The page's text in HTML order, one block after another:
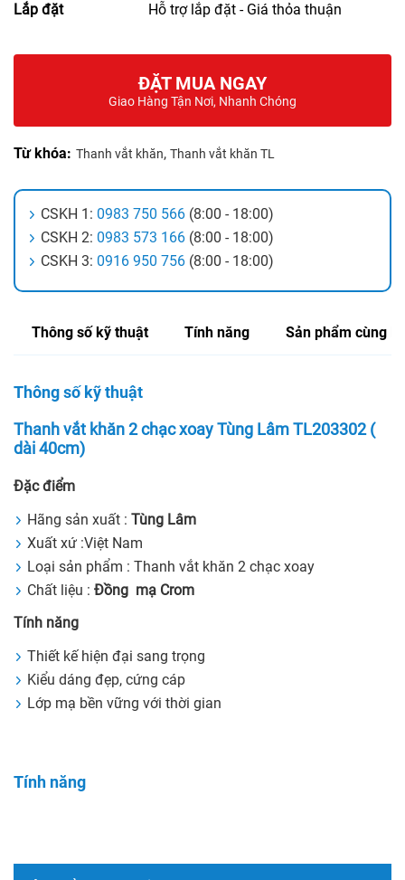
Lắp đặt
Hỗ trợ lắp đặt - Giá thỏa thuận
ĐẶT MUA NGAY
Giao Hàng Tận Nơi, Nhanh Chóng
Từ khóa: Thanh vắt khăn, Thanh vắt khăn TL
CSKH 1: 0983 750 566 (8:00 - 18:00)
CSKH 2: 0983 573 166 (8:00 - 18:00)
CSKH 3: 0916 950 756 (8:00 - 18:00)
Thông số kỹ thuật Tính năng Sản phẩm cùng
Thông số kỹ thuật
Thanh vắt khăn 2 chạc xoay Tùng Lâm TL203302 (
dài 40cm)
Đặc điểm
Hãng sản xuất : Tùng Lâm
Xuất xứ :Việt Nam
Loại sản phẩm : Thanh vắt khăn 2 chạc xoay
Chất liệu : Đồng mạ Crom
Tính năng
Thiết kế hiện đại sang trọng
Kiểu dáng đẹp, cứng cáp
Lớp mạ bền vững với thời gian
Tính năng